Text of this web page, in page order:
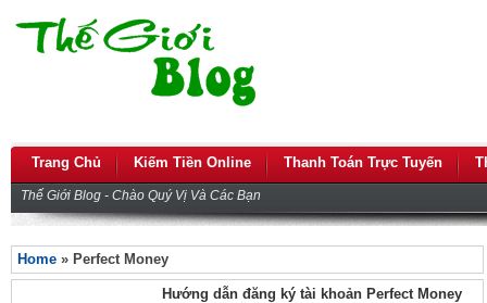
Trang Chủ Kiếm Tiền Online Thanh Toán Trực Tuyến
Thế Giới Blog - Chào Quý Vị Và Các Bạn
Home » Perfect Money
Hướng dẫn đăng ký tài khoản Perfect Money